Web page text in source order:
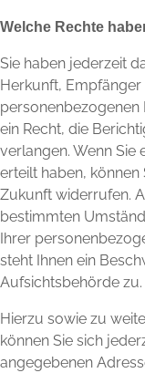
Welche Rechte
Sie haben jederzeit
Herkunft,
personenbezogenen
ein Recht, die
verlangen. Wenn Sie
erteilt haben,
Zukunft widerrufen.
bestimmten
Ihrer
steht Ihnen ein
Aufsichtsbehörde zu.
Hierzu sowie zu
können Sie sich
angegebenen